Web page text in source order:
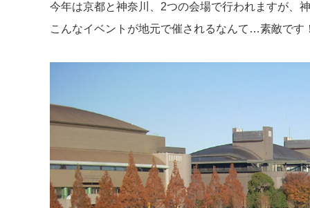
今年は京都と神奈川、2つの会場で行われますが、
こんなイベントが地元で催されるなんて…素敵です